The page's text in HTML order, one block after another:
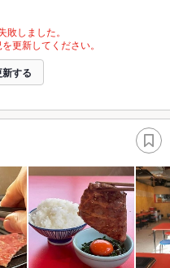
しました。
更新してください。
する